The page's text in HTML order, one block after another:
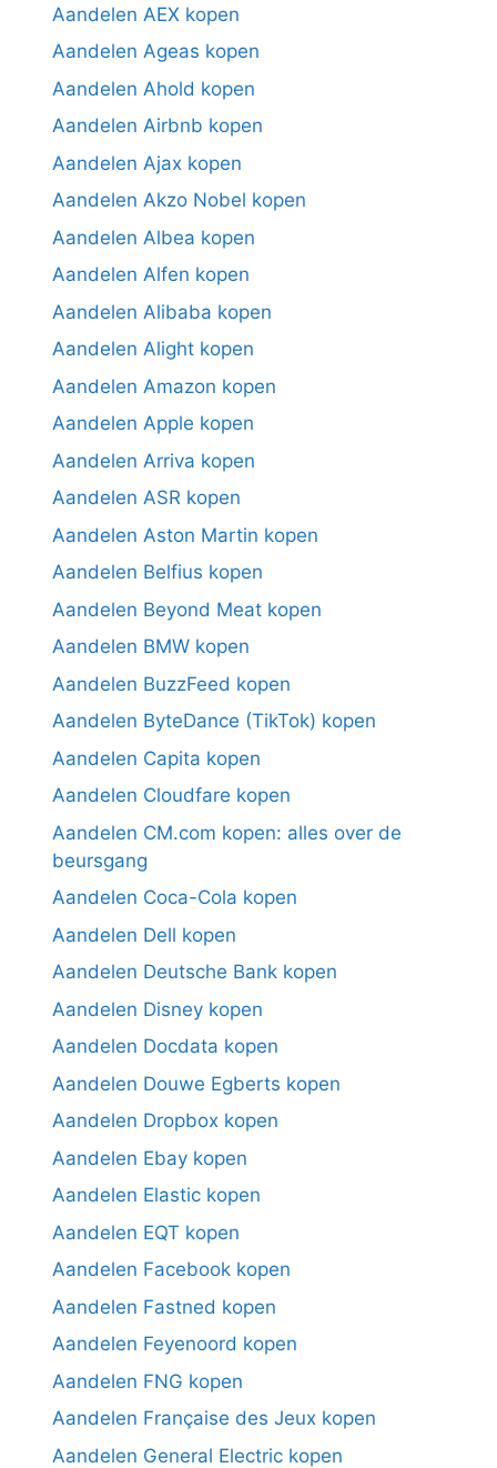
Aandelen AEX kopen
Aandelen Ageas kopen
Aandelen Ahold kopen
Aandelen Airbnb kopen
Aandelen Ajax kopen
Aandelen Akzo Nobel kopen
Aandelen Albea kopen
Aandelen Alfen kopen
Aandelen Alibaba kopen
Aandelen Alight kopen
Aandelen Amazon kopen
Aandelen Apple kopen
Aandelen Arriva kopen
Aandelen ASR kopen
Aandelen Aston Martin kopen
Aandelen Belfius kopen
Aandelen Beyond Meat kopen
Aandelen BMW kopen
Aandelen BuzzFeed kopen
Aandelen ByteDance (TikTok) kopen
Aandelen Capita kopen
Aandelen Cloudfare kopen
Aandelen CM.com kopen: alles over de
beursgang
Aandelen Coca-Cola kopen
Aandelen Dell kopen
Aandelen Deutsche Bank kopen
Aandelen Disney kopen
Aandelen Docdata kopen
Aandelen Douwe Egberts kopen
Aandelen Dropbox kopen
Aandelen Ebay kopen
Aandelen Elastic kopen
Aandelen EQT kopen
Aandelen Facebook kopen
Aandelen Fastned kopen
Aandelen Feyenoord kopen
Aandelen FNG kopen
Aandelen Française des Jeux kopen
Aandelen General Electric kopen